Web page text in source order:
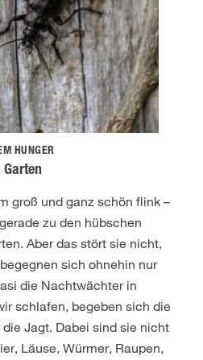
HUNGER
groß und ganz schön flink –
zu den hübschen
Aber das stört sie nicht,
sich ohnehin nur
die Nachtwächter in
schlafen, begeben sich die
Jagt. Dabei sind sie nicht
Läuse, Würmer, Raupen,